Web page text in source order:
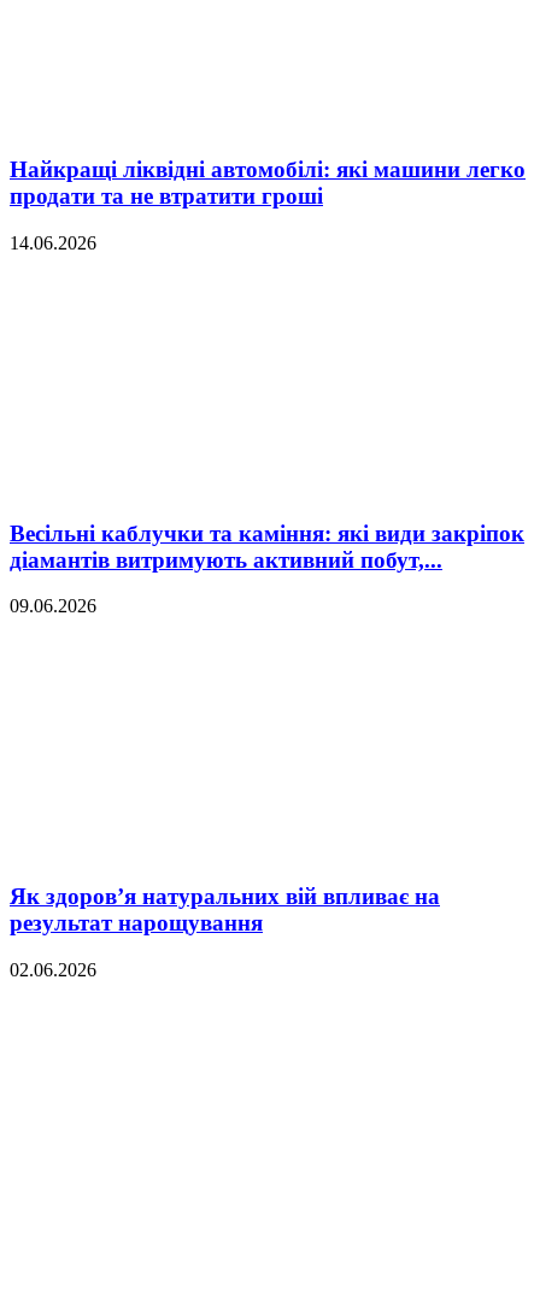
Найкращі ліквідні автомобілі: які машини легко
продати та не втратити гроші
14.06.2026
Весільні каблучки та каміння: які види закріпок
діамантів витримують активний побут,...
09.06.2026
Як здоров’я натуральних вій впливає на
результат нарощування
02.06.2026